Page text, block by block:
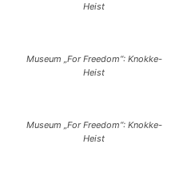
Heist
Museum „For Freedom“: Knokke-
Heist
Museum „For Freedom“: Knokke-
Heist